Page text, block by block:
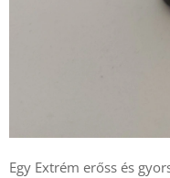
Egy Extrém erőss és